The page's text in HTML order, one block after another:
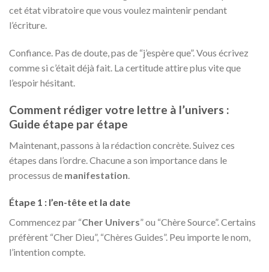
cet état vibratoire que vous voulez maintenir pendant
l’écriture.
Confiance. Pas de doute, pas de “j’espère que”. Vous écrivez
comme si c’était déjà fait. La certitude attire plus vite que
l’espoir hésitant.
Comment rédiger votre lettre à l’univers :
Guide étape par étape
Maintenant, passons à la rédaction concrète. Suivez ces
étapes dans l’ordre. Chacune a son importance dans le
processus de manifestation
Étape 1 : l’en-tête et la date
Commencez par “Cher Univers” ou “Chère Source”. Certains
préfèrent “Cher Dieu”, “Chères Guides”. Peu importe le nom,
l’intention compte.